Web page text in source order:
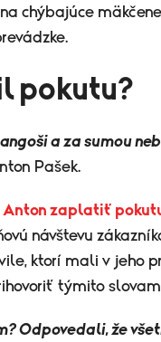
chýbajúce
pokutu?
a za sumou
Pašek.
Anton zaplatiť
návštevu
ktorí mali v jeho
týmito
Odpovedali, že